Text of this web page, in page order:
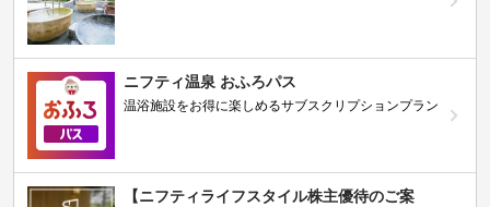
ニフティ温泉 おふろパス
温浴施設をお得に楽しめるサブスクリプションプラン
【ニフティライフスタイル株主優待のご案